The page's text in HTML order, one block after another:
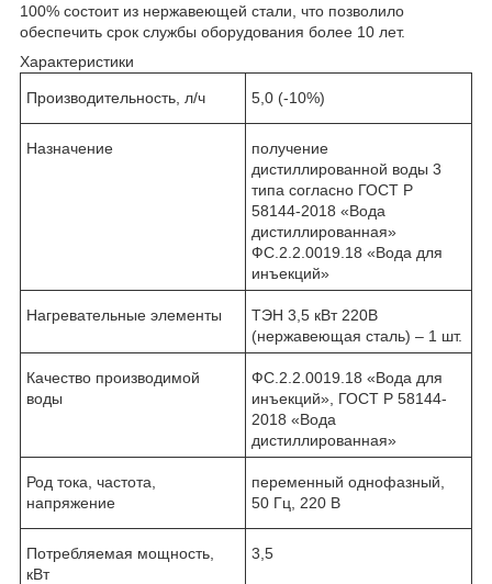
100% состоит из нержавеющей стали, что позволило
обеспечить срок службы оборудования более 10 лет.
Характеристики
Производительность, л/ч 5,0 (-10%)
Назначение
получение
дистиллированной воды 3
типа согласно ГОСТ Р
58144-2018 «Вода
дистиллированная»
ФС.2.2.0019.18 «Вода для
инъекций»
Нагревательные элементы
ТЭН 3,5 кВт 220В
(нержавеющая сталь) – 1 шт.
Качество производимой
воды
ФС.2.2.0019.18 «Вода для
инъекций», ГОСТ Р 58144-
2018 «Вода
дистиллированная»
Род тока, частота,
напряжение
переменный однофазный,
50 Гц, 220 В
Потребляемая мощность,
кВт
3,5